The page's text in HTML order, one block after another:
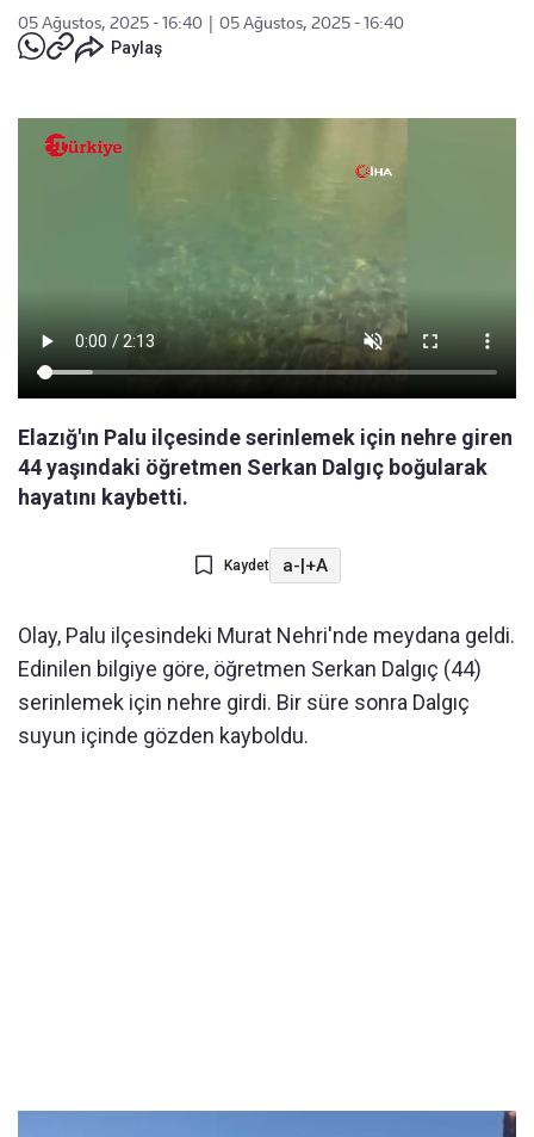
05 Ağustos, 2025 - 16:40
05 Ağustos, 2025 - 16:40
Paylaş
Elazığ'ın Palu ilçesinde serinlemek için nehre giren
44 yaşındaki öğretmen Serkan Dalgıç boğularak
hayatını kaybetti.
Kaydet a-|+A
Olay, Palu ilçesindeki Murat Nehri'nde meydana geldi.
Edinilen bilgiye göre, öğretmen Serkan Dalgıç (44)
serinlemek için nehre girdi. Bir süre sonra Dalgıç
suyun içinde gözden kayboldu.